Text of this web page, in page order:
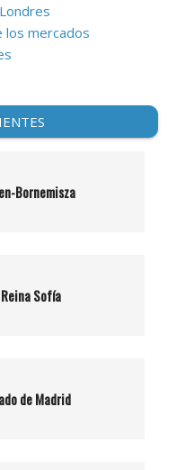
los mercados
Bornemisza
Sofía
de Madrid